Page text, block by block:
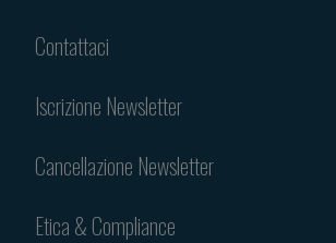
Contattaci
Iscrizione Newsletter
Cancellazione Newsletter
Etica & Compliance